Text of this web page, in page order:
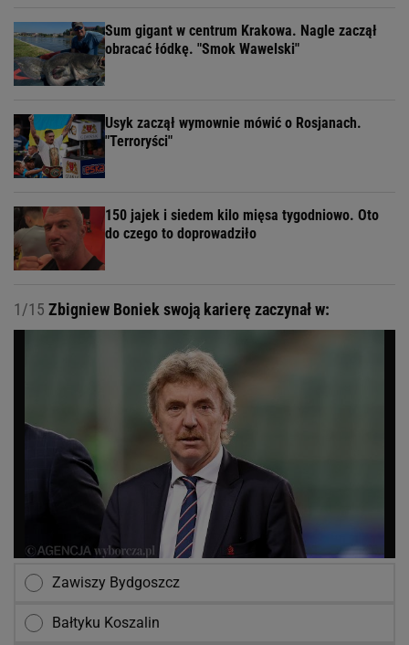
Sum gigant w centrum Krakowa. Nagle zaczął
obracać łódkę. "Smok Wawelski"
Usyk zaczął wymownie mówić o Rosjanach.
"Terroryści"
150 jajek i siedem kilo mięsa tygodniowo. Oto
do czego to doprowadziło
1/15 Zbigniew Boniek swoją karierę zaczynał w:
Zawiszy Bydgoszcz
Bałtyku Koszalin